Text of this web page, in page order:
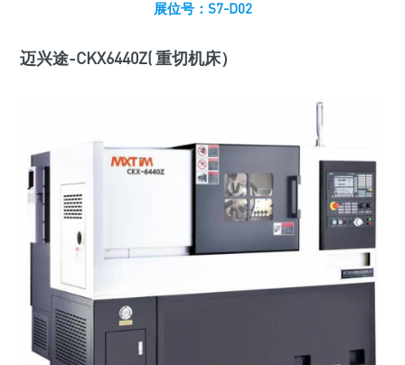
展位号：S7-D02
迈兴途-CKX6440Z( 重切机床）